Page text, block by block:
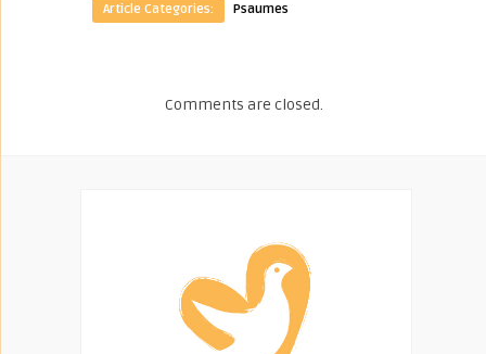
Article Categories:
Psaumes
Comments are closed.